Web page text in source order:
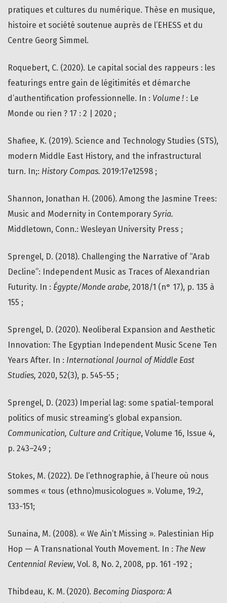
pratiques et cultures du numérique. Thèse en musique,
histoire et société soutenue auprès de l’EHESS et du
Centre Georg Simmel.
Roquebert, C. (2020). Le capital social des rappeurs : les
featurings entre gain de légitimités et démarche
d’authentification professionnelle. In : Volume ! : Le
Monde ou rien ? 17 : 2 | 2020 ;
Shafiee, K. (2019). Science and Technology Studies (STS),
modern Middle East History, and the infrastructural
turn. In;: History Compas. 2019:17e12598 ;
Shannon, Jonathan H. (2006). Among the Jasmine Trees:
Music and Modernity in Contemporary Syria.
Middletown, Conn.: Wesleyan University Press ;
Sprengel, D. (2018). Challenging the Narrative of “Arab
Decline”: Independent Music as Traces of Alexandrian
Futurity. In : Égypte/Monde arabe, 2018/1 (n° 17), p. 135 à
155 ;
Sprengel, D. (2020). Neoliberal Expansion and Aesthetic
Innovation: The Egyptian Independent Music Scene Ten
Years After. In : International Journal of Middle East
Studies, 2020, 52(3), p. 545-55 ;
Sprengel, D. (2023) Imperial lag: some spatial-temporal
politics of music streaming’s global expansion.
Communication, Culture and Critique, Volume 16, Issue 4,
p. 243–249 ;
Stokes, M. (2022). De l’ethnographie, à l’heure où nous
sommes « tous (ethno)musicologues ». Volume, 19:2,
133-151;
Sunaina, M. (2008). « We Ain’t Missing ». Palestinian Hip
Hop — A Transnational Youth Movement. In : The New
Centennial Review, Vol. 8, No. 2, 2008, pp. 161 -192 ;
Thibdeau, K. M. (2020). Becoming Diaspora: A